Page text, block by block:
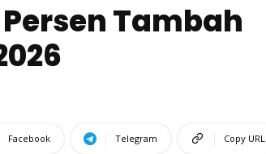
Persen Tambah
Facebook Telegram Copy URL